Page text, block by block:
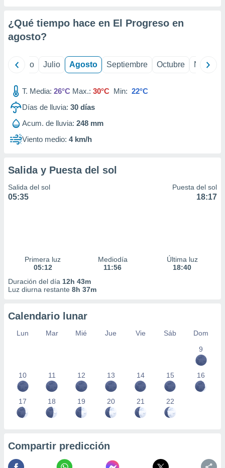
de
¿Qué tiempo hace en El Progreso en
agosto?
Junio Julio Agosto Septiembre Octubre
T. Media: 26°C Max.: 30°C Min: 22°C
Días de lluvia: 30 días
Acum. de lluvia: 248 mm
Viento medio: 4 km/h
Salida y Puesta del sol
Salida del sol
05:35
Puesta del sol
18:17
Primera luz
05:12
Mediodía
11:56
Última luz
18:40
Duración del día 12h 43m
Luz diurna restante 8h 37m
Calendario lunar
Lun Mar Mié Jue Vie Sáb
Dom
9
10 11 12 13 14 15 16
17 18 19 20 21 22
Compartir predicción